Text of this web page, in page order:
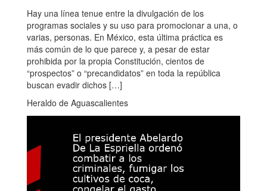
Hay una línea tenue entre la divulgación de los
programas sociales y su uso para promocionar a una, o
varias, personas. En México, esta última práctica es
más común de lo que parece y, a pesar de estar
prohibida por la propia Constitución, cientos de
“prospectos” o “precandidatos” en toda la república
buscan evadir dichos […]
Heraldo de Aguascalientes